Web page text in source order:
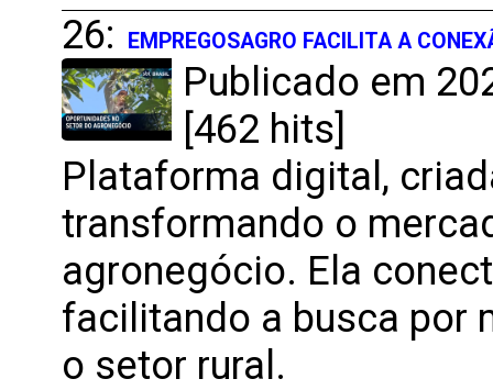
26:
EMPREGOSAGRO FACILITA A
Publicado em
[462 hits]
Plataforma digital,
transformando o
agronegócio. Ela
facilitando a busca por
o setor rural.